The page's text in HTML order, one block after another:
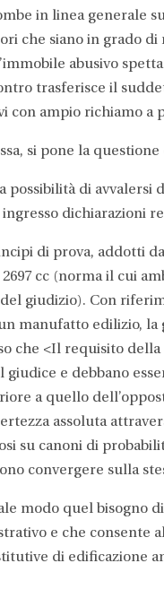
in linea generale
che siano in grado di
abusivo
trasferisce il
con ampio richiamo
si pone la
possibilità di
dichiarazioni
di prova, addotti
cc (norma il cui
giudizio). Con
manufatto edilizio, la
che <Il requisito
giudice e debbano
a quello
assoluta
su canoni di
convergere sulla
modo quel bisogno
e che consente
di edificazione